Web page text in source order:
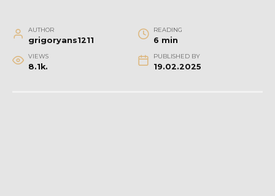
AUTHOR
grigoryans1211
READING
6 min
VIEWS
8.1k.
PUBLISHED BY
19.02.2025